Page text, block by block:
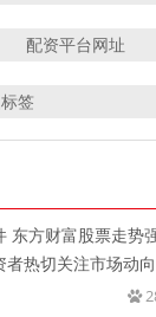
配资平台网址
签
东方财富股票走势
者热切关注市场动向